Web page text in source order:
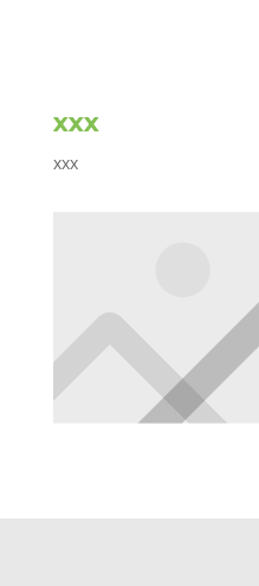
xxx
xxx